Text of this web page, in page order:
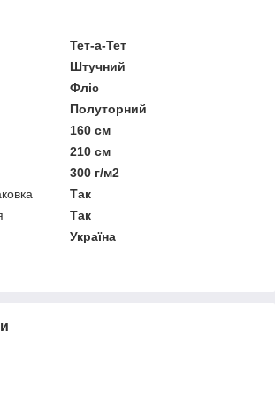
Тет-а-Тет
Штучний
Фліс
Полуторний
160 см
210 см
300 г/м2
Так
Так
Україна